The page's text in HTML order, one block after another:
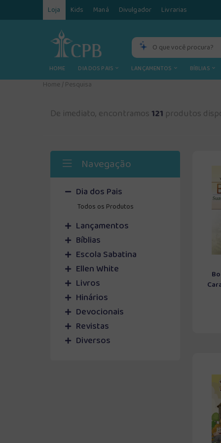
Loja Kids Maná Divulgador Livrarias
HOME DIA DOS PAIS LANÇAMENTOS BÍBLIAS
Home /Pesquisa
De imediato, encontramos 121 produtos
Navegação
Dia dos Pais
Todos os Produtos
Lançamentos
Bíblias
Escola Sabatina
Ellen White
Livros
Hinários
Devocionais
Revistas
Diversos